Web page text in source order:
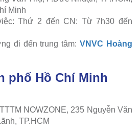
Minh
Thứ 2 đến CN: Từ 7h30 đến
đi đến trung tâm:VNVC Hoàng
phố Hồ Chí Minh
NOWZONE, 235 Nguyễn Văn
TP.HCM